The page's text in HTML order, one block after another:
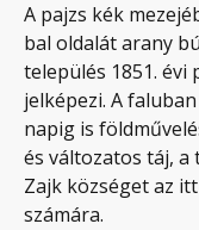
A pajzs kék
bal oldalát arany
település 1851. évi
jelképezi. A
napig is
és változatos táj, a
Zajk községet az
számára.